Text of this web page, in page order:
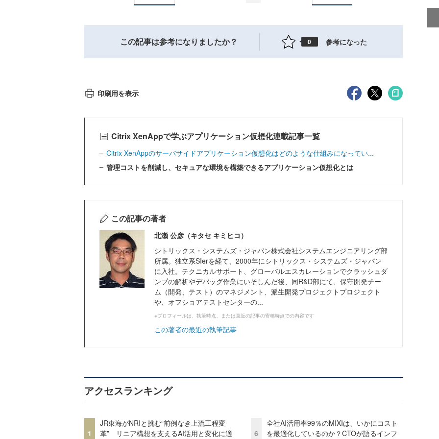
この記事は参考になりましたか？ 0 参考になった
印刷用を表示
Citrix XenAppで学ぶアプリケーション仮想化連載記事一覧
Citrix XenAppのサーバサイドアプリケーション仮想化はどのような仕組みになってい...
管理コストを削減し、セキュアな環境を構築できるアプリケーション仮想化とは
この記事の著者
北瀬 公彦（キタセ キミヒコ）
シトリックス・システムズ・ジャパン株式会社システムエンジニアリング部
所属。独立系SIerを経て、2000年にシトリックス・システムズ・ジャパン
に入社。テクニカルサポート、グローバルエスカレーションでクラッシュダ
ンプの解析やデバッグ作業にいそしんだ後、同R&D部にて、保守開発チー
ム（開発、テスト）のマネジメント、派生開発プロジェクトプロジェクト
や、オフショアテストセンターの...
※プロフィールは、執筆時点、または直近の記事の寄稿時点での内容です
この著者の最近の執筆記事
アクセスランキング
1
JR東海がNRIと挑む“前例なき上流工程変
革” リニア構想を支えるAI活用と変化に適
6
全社AI活用率99％のMIXIは、いかにコスト
を最適化しているのか？CTOが語るインフ